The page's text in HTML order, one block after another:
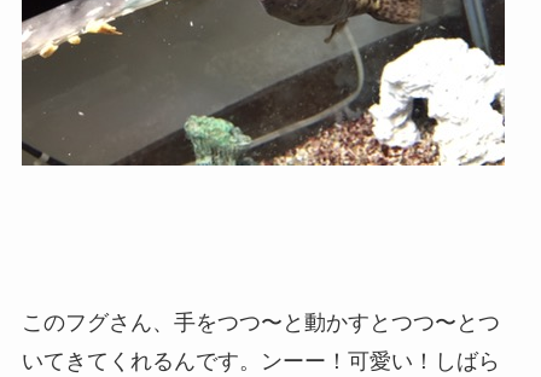
このフグさん、手をつつ〜と動かすとつつ〜とつ
いてきてくれるんです。ンーー！可愛い！しばら